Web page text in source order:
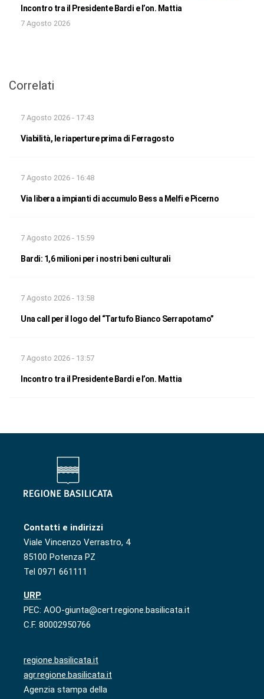
Incontro tra il Presidente Bardi e l’on. Mattia
7 Agosto 2026
Correlati
7 Agosto 2026 - 17:43
Viabilità, le riaperture prima di Ferragosto
7 Agosto 2026 - 16:48
Via libera a impianti di accumulo Bess a Melfi e Picerno
7 Agosto 2026 - 15:59
Bardi: 1,6 milioni per i nostri beni culturali
7 Agosto 2026 - 13:58
Una call per il logo del “Tartufo Bianco Serrapotamo”
7 Agosto 2026 - 13:57
Incontro tra il Presidente Bardi e l’on. Mattia
Contatti e indirizzi
Viale Vincenzo Verrastro, 4
85100 Potenza PZ
Tel 0971 661111
URP
PEC: AOO-giunta@cert.regione.basilicata.it
C.F. 80002950766
regione.basilicata.it
agr.regione.basilicata.it
Agenzia stampa della